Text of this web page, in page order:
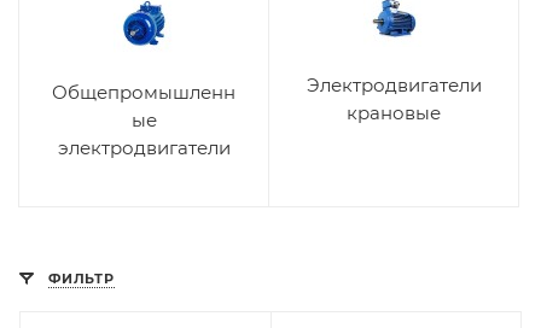
Общепромышленн
ые
электродвигатели
Электродвигатели
крановые
ФИЛЬТР